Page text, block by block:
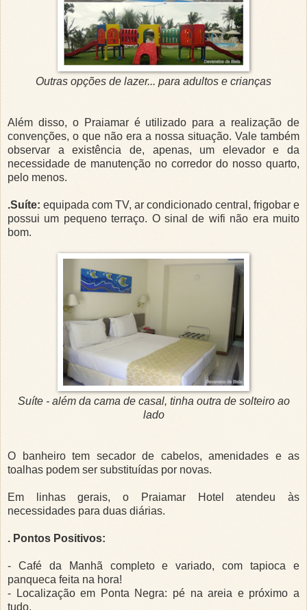
Outras opções de lazer... para adultos e crianças
Além disso, o Praiamar é utilizado para a realização de
convenções, o que não era a nossa situação. Vale também
observar a existência de, apenas, um elevador e da
necessidade de manutenção no corredor do nosso quarto,
pelo menos.
.Suíte: equipada com TV, ar condicionado central, frigobar e
possui um pequeno terraço. O sinal de wifi não era muito
bom.
Suíte - além da cama de casal, tinha outra de solteiro ao
lado
O banheiro tem secador de cabelos, amenidades e as
toalhas podem ser substituídas por novas.
Em linhas gerais, o Praiamar Hotel atendeu às
necessidades para duas diárias.
. Pontos Positivos:
- Café da Manhã completo e variado, com tapioca e
panqueca feita na hora!
- Localização em Ponta Negra: pé na areia e próximo a
tudo.